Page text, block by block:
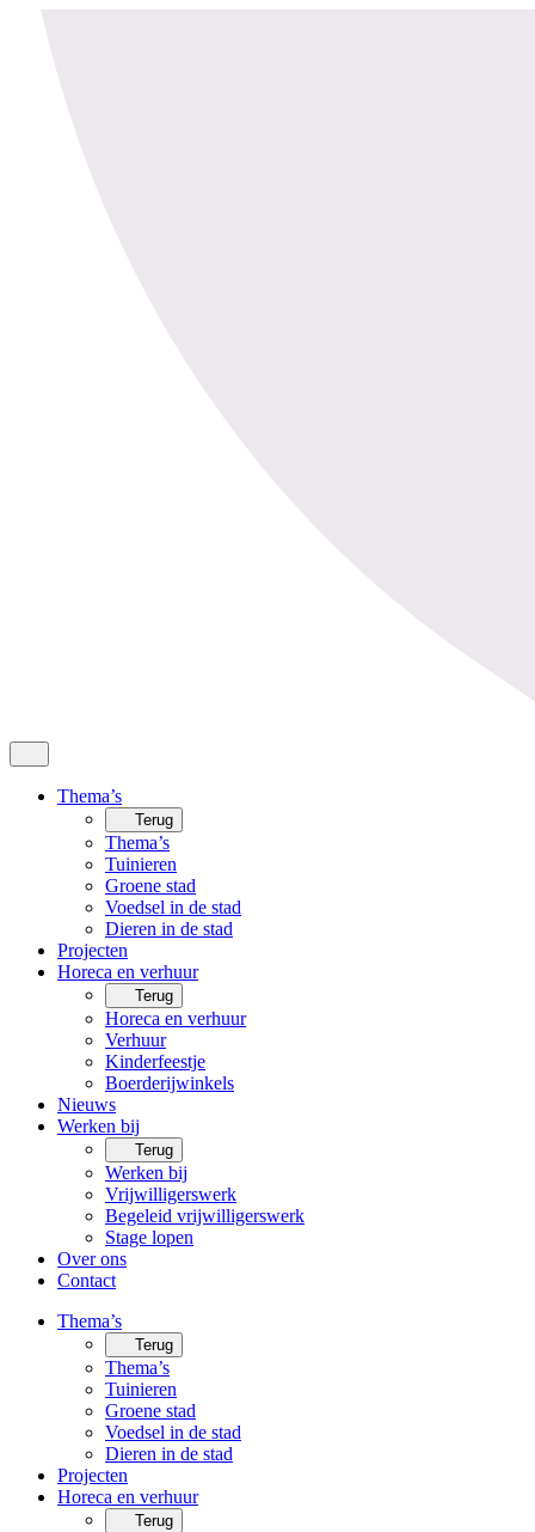
Thema’s
Terug
Thema’s
Tuinieren
Groene stad
Voedsel in de stad
Dieren in de stad
Projecten
Horeca en verhuur
Terug
Horeca en verhuur
Verhuur
Kinderfeestje
Boerderijwinkels
Nieuws
Werken bij
Terug
Werken bij
Vrijwilligerswerk
Begeleid vrijwilligerswerk
Stage lopen
Over ons
Contact
Thema’s
Terug
Thema’s
Tuinieren
Groene stad
Voedsel in de stad
Dieren in de stad
Projecten
Horeca en verhuur
Terug